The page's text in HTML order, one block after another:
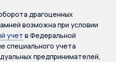
драгоценных
возможна при условии
учет в Федеральной
специального учета
предпринимателей,